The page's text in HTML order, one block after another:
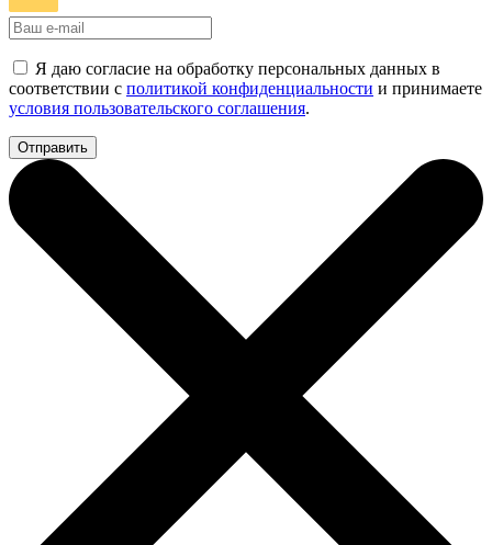
Я даю согласие на обработку персональных данных в
соответствии с политикой конфиденциальности и принимаете
условия пользовательского соглашения.